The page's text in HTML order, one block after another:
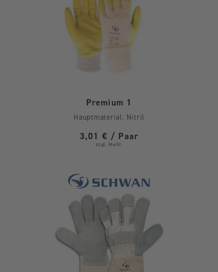
Premium 1
Hauptmaterial: Nitril
3,01 € / Paar
zzgl. MwSt.